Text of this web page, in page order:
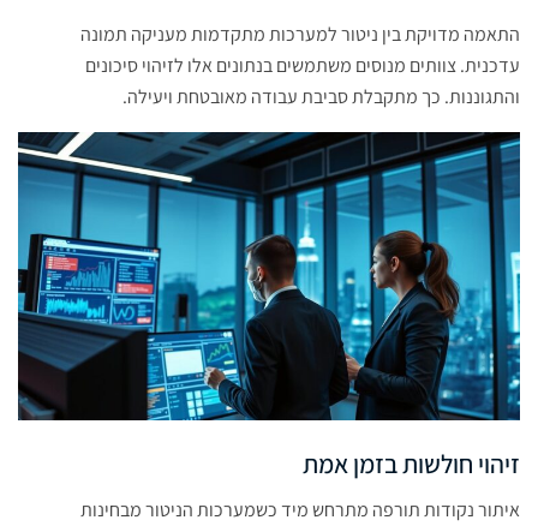
התאמה מדויקת בין ניטור למערכות מתקדמות מעניקה תמונה
עדכנית. צוותים מנוסים משתמשים בנתונים אלו לזיהוי סיכונים
והתגוננות. כך מתקבלת סביבת עבודה מאובטחת ויעילה.
זיהוי חולשות בזמן אמת
איתור נקודות תורפה מתרחש מיד כשמערכות הניטור מבחינות